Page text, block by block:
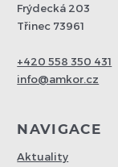
Frýdecká 203
Třinec 73961
+420 558 350 431
info@amkor.cz
NAVIGACE
Aktuality